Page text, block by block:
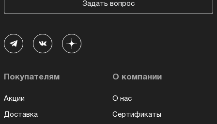
Задать вопрос
Покупателям
Акции
Доставка
О компании
О нас
Сертификаты